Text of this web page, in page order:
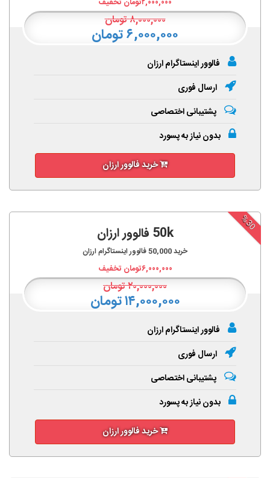
۲,۰۰۰,۰۰۰تومان تخفیف
۸,۰۰۰,۰۰۰تومان
۶,۰۰۰,۰۰۰ تومان
فالوور اینستاگرام ارزان
ارسال فوری
پشتیبانی اختصاصی
بدون نیاز به پسورد
خرید فالوور ارزان
%30
50k فالوور ارزان
خرید50,000فالوور اینستاگرام ارزان
۶,۰۰۰,۰۰۰تومان تخفیف
۲۰,۰۰۰,۰۰۰تومان
۱۴,۰۰۰,۰۰۰ تومان
فالوور اینستاگرام ارزان
ارسال فوری
پشتیبانی اختصاصی
بدون نیاز به پسورد
خرید فالوور ارزان